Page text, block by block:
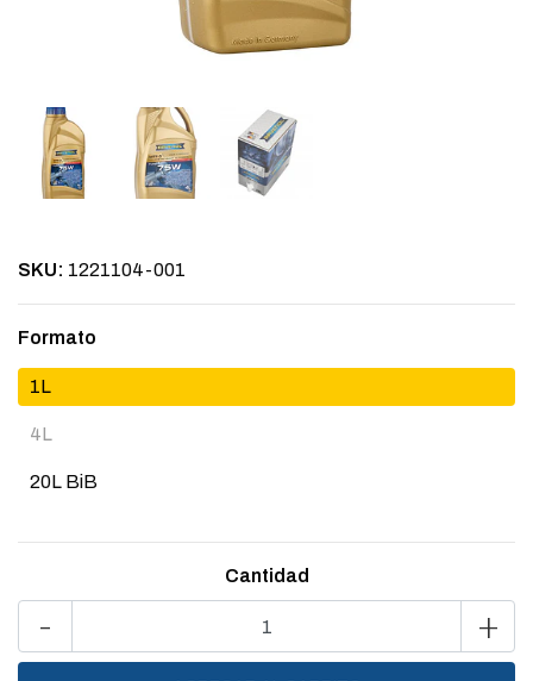
SKU: 1221104-001
Formato
1L
4L
20L BiB
Cantidad
- +